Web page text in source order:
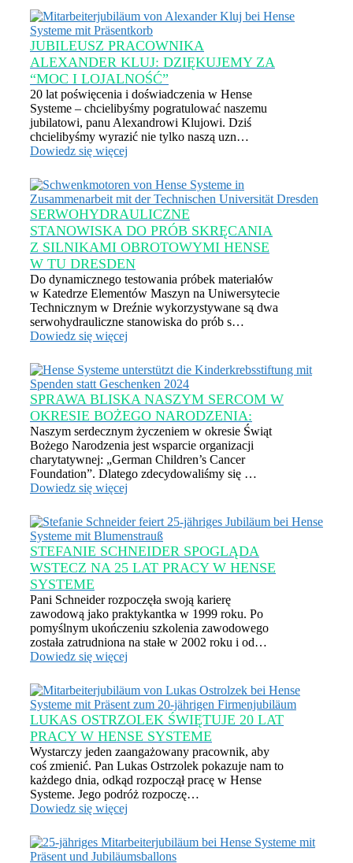
JUBILEUSZ PRACOWNIKA
ALEXANDER KLUJ: DZIĘKUJEMY ZA
“MOC I LOJALNOŚĆ”
20 lat poświęcenia i doświadczenia w Hense
Systeme – chcielibyśmy pogratulować naszemu
jubilatowi, panu Alexandrowi Klujowi. Dziś
chcielibyśmy wyrazić nie tylko naszą uzn…
Dowiedz się więcej
SERWOHYDRAULICZNE
STANOWISKA DO PRÓB SKRĘCANIA
Z SILNIKAMI OBROTOWYMI HENSE
W TU DRESDEN
Do dynamicznego testowania próbek materiałów
w Katedrze Elementów Maszyn na Uniwersytecie
Technicznym w Dreźnie wykorzystywane są dwa
serwohydrauliczne stanowiska do prób s…
Dowiedz się więcej
SPRAWA BLISKA NASZYM SERCOM W
OKRESIE BOŻEGO NARODZENIA:
Naszym serdecznym życzeniem w okresie Świąt
Bożego Narodzenia jest wsparcie organizacji
charytatywnej: „German Children’s Cancer
Foundation”. Dlatego zdecydowaliśmy się …
Dowiedz się więcej
STEFANIE SCHNEIDER SPOGLĄDA
WSTECZ NA 25 LAT PRACY W HENSE
SYSTEME
Pani Schneider rozpoczęła swoją karierę
zawodową jako praktykantka w 1999 roku. Po
pomyślnym ukończeniu szkolenia zawodowego
została zatrudniona na stałe w 2002 roku i od…
Dowiedz się więcej
LUKAS OSTRZOLEK ŚWIĘTUJE 20 LAT
PRACY W HENSE SYSTEME
Wystarczy jeden zaangażowany pracownik, aby
coś zmienić. Pan Lukas Ostrzolek pokazuje nam to
każdego dnia, odkąd rozpoczął pracę w Hense
Systeme. Jego podróż rozpoczę…
Dowiedz się więcej